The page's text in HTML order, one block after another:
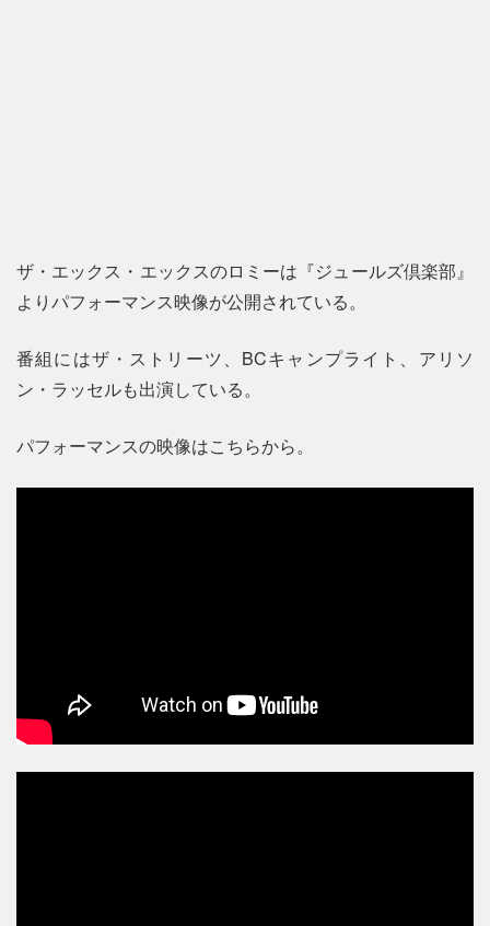
ザ・エックス・エックスのロミーは『ジュールズ倶楽部』
よりパフォーマンス映像が公開されている。
番組にはザ・ストリーツ、BCキャンプライト、アリソ
ン・ラッセルも出演している。
パフォーマンスの映像はこちらから。